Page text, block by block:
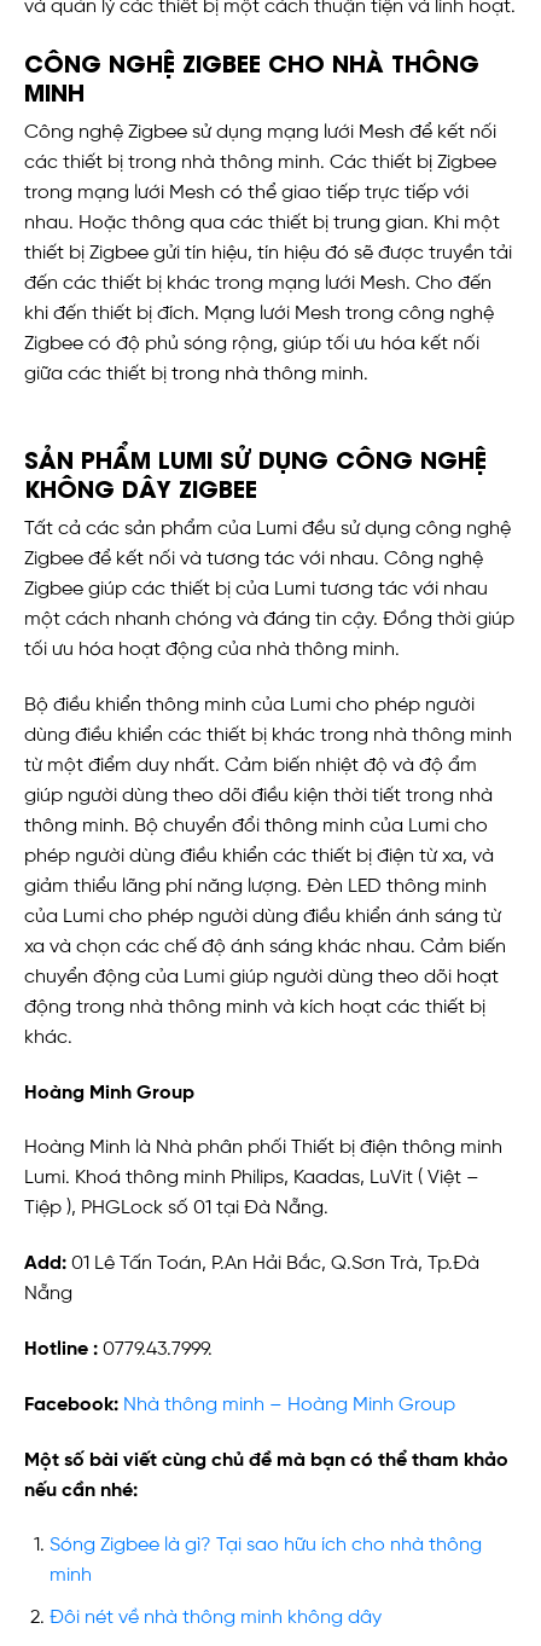
và quản lý các thiết bị một cách thuận tiện và linh hoạt.
CÔNG NGHỆ ZIGBEE CHO NHÀ THÔNG
MINH
Công nghệ Zigbee sử dụng mạng lưới Mesh để kết nối
các thiết bị trong nhà thông minh. Các thiết bị Zigbee
trong mạng lưới Mesh có thể giao tiếp trực tiếp với
nhau. Hoặc thông qua các thiết bị trung gian. Khi một
thiết bị Zigbee gửi tín hiệu, tín hiệu đó sẽ được truyền tải
đến các thiết bị khác trong mạng lưới Mesh. Cho đến
khi đến thiết bị đích. Mạng lưới Mesh trong công nghệ
Zigbee có độ phủ sóng rộng, giúp tối ưu hóa kết nối
giữa các thiết bị trong nhà thông minh.
SẢN PHẨM LUMI SỬ DỤNG CÔNG NGHỆ
KHÔNG DÂY ZIGBEE
Tất cả các sản phẩm của Lumi đều sử dụng công nghệ
Zigbee để kết nối và tương tác với nhau. Công nghệ
Zigbee giúp các thiết bị của Lumi tương tác với nhau
một cách nhanh chóng và đáng tin cậy. Đồng thời giúp
tối ưu hóa hoạt động của nhà thông minh.
Bộ điều khiển thông minh của Lumi cho phép người
dùng điều khiển các thiết bị khác trong nhà thông minh
từ một điểm duy nhất. Cảm biến nhiệt độ và độ ẩm
giúp người dùng theo dõi điều kiện thời tiết trong nhà
thông minh. Bộ chuyển đổi thông minh của Lumi cho
phép người dùng điều khiển các thiết bị điện từ xa, và
giảm thiểu lãng phí năng lượng. Đèn LED thông minh
của Lumi cho phép người dùng điều khiển ánh sáng từ
xa và chọn các chế độ ánh sáng khác nhau. Cảm biến
chuyển động của Lumi giúp người dùng theo dõi hoạt
động trong nhà thông minh và kích hoạt các thiết bị
khác.
Hoàng Minh Group
Hoàng Minh là Nhà phân phối Thiết bị điện thông minh
Lumi. Khoá thông minh Philips, Kaadas, LuVit ( Việt –
Tiệp ), PHGLock số 01 tại Đà Nẵng.
Add: 01 Lê Tấn Toán, P.An Hải Bắc, Q.Sơn Trà, Tp.Đà
Nẵng
Hotline : 0779.43.7999.
Facebook: Nhà thông minh – Hoàng Minh Group
Một số bài viết cùng chủ đề mà bạn có thể tham khảo
nếu cần nhé:
Sóng Zigbee là gì? Tại sao hữu ích cho nhà thông
minh
Đôi nét về nhà thông minh không dây